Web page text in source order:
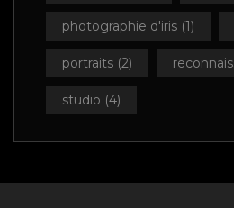
photographie d'iris (1)
portraits (2)
studio (4)